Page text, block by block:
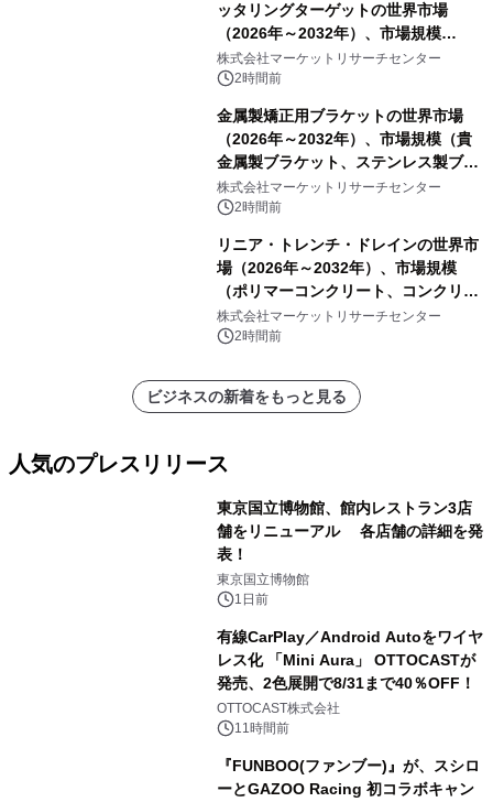
ッタリングターゲットの世界市場
（2026年～2032年）、市場規模
（0.995、0.999、その他）・分析レポ
ートを発表
株式会社マーケットリサーチセンター
2時間前
金属製矯正用ブラケットの世界市場
（2026年～2032年）、市場規模（貴
金属製ブラケット、ステンレス製ブラ
ケット、純チタン製ブラケット）・分
析レポートを発表
株式会社マーケットリサーチセンター
2時間前
リニア・トレンチ・ドレインの世界市
場（2026年～2032年）、市場規模
（ポリマーコンクリート、コンクリー
ト、プラスチック、金属）・分析レポ
ートを発表
株式会社マーケットリサーチセンター
2時間前
ビジネスの新着をもっと見る
人気のプレスリリース
東京国立博物館、館内レストラン3店
舗をリニューアル 各店舗の詳細を発
表！
東京国立博物館
1日前
有線CarPlay／Android Autoをワイヤ
レス化 「Mini Aura」 OTTOCASTが
発売、2色展開で8/31まで40％OFF！
OTTOCAST株式会社
11時間前
『FUNBOO(ファンブー)』が、スシロ
ーとGAZOO Racing 初コラボキャン